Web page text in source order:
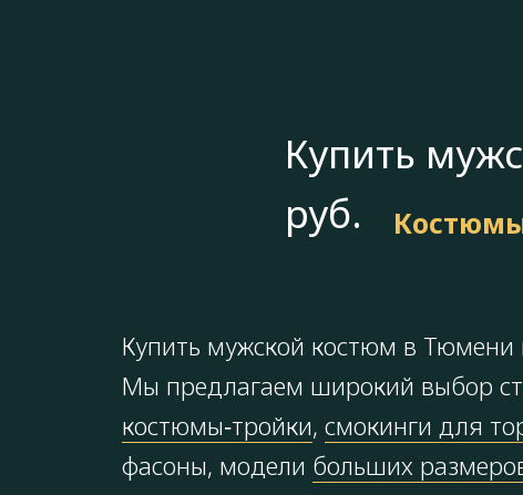
Купить
руб.
Купить мужской костюм в Тюмени
Мы предлагаем широкий выбор
костюмы‑тройки, смокинги для
фасоны, модели больших